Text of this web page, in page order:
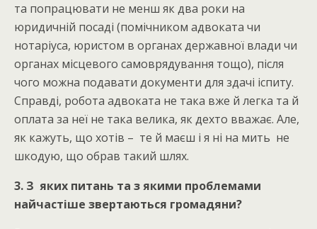
та попрацювати не менш як два роки на
юридичній посаді (помічником адвоката чи
нотаріуса, юристом в органах державної влади чи
органах місцевого самоврядування тощо), після
чого можна подавати документи для здачі іспиту.
Справді, робота адвоката не така вже й легка та й
оплата за неї не така велика, як дехто вважає. Але,
як кажуть, що хотів – те й маєш і я ні на мить не
шкодую, що обрав такий шлях.
3. З яких питань та з якими проблемами
найчастіше звертаються громадяни?